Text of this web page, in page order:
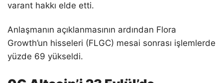
varant hakkı elde etti.
Anlaşmanın açıklanmasının ardından Flora
Growth’un hisseleri (FLGC) mesai sonrası işlemlerde
yüzde 69 yükseldi.